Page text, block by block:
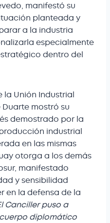
manifestó su
planteada y
a la industria
especialmente
dentro del
la Unión Industrial
mostró su
demostrado por la
industrial
en las mismas
otorga a los demás
manifestado
y sensibilidad
en la defensa de la
Canciller puso a
diplomático